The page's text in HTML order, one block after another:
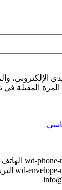
الإلكتروني،
المقبلة في
الهاتف :